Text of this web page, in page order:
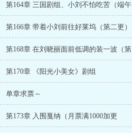
第164章 三国剧组、小刘不怕吃苦（端午
第166章 带着小刘前往好莱坞（第二更）
第168章 在刘晓丽面前低调的装一波（第
第170章 《阳光小美女》剧组
单章求票～
第173章 入围戛纳（月票满1000加更